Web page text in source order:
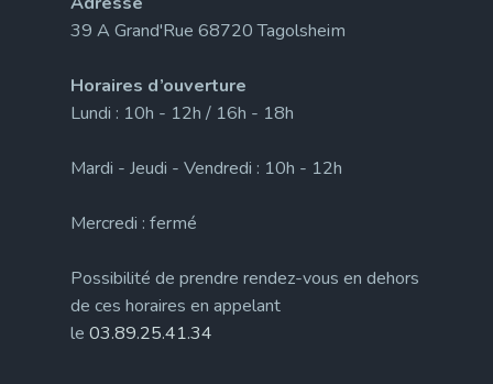
39 A Grand'Rue 68720 Tagolsheim
Horaires d’ouverture
Lundi : 10h - 12h / 16h - 18h
Mardi - Jeudi - Vendredi : 10h - 12h
Mercredi : fermé
Possibilité de prendre rendez-vous en dehors
de ces horaires en appelant
le 03.89.25.41.34